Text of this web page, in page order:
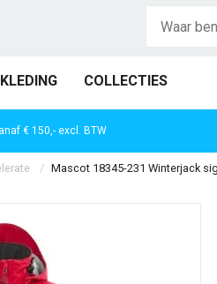
COLLECTIES
€ 150,- excl. BTW
Mascot 18345-231 Winterjack